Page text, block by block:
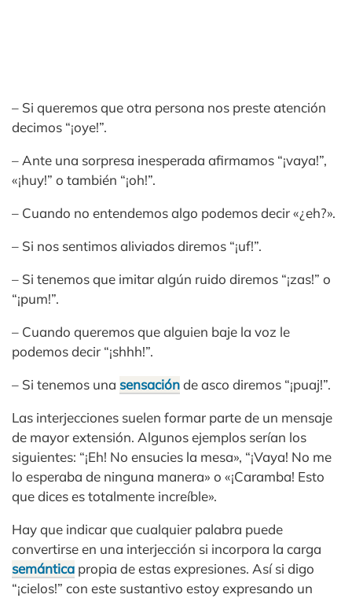
– Si queremos que otra persona nos preste atención
decimos “¡oye!”.
– Ante una sorpresa inesperada afirmamos “¡vaya!”,
«¡huy!” o también “¡oh!”.
– Cuando no entendemos algo podemos decir «¿eh?».
– Si nos sentimos aliviados diremos “¡uf!”.
– Si tenemos que imitar algún ruido diremos “¡zas!” o
“¡pum!”.
– Cuando queremos que alguien baje la voz le
podemos decir “¡shhh!”.
– Si tenemos una sensaciónde asco diremos “¡puaj!”.
Las interjecciones suelen formar parte de un mensaje
de mayor extensión. Algunos ejemplos serían los
siguientes: “¡Eh! No ensucies la mesa», “¡Vaya! No me
lo esperaba de ninguna manera» o «¡Caramba! Esto
que dices es totalmente increíble».
Hay que indicar que cualquier palabra puede
convertirse en una interjección si incorpora la carga
semántica propia de estas expresiones. Así si digo
“¡cielos!” con este sustantivo estoy expresando un